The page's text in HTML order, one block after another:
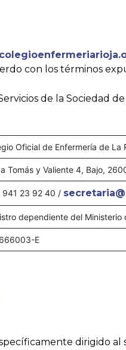
con los términos
de la Sociedad
Oficial de Enfermería de La
Tomás y Valiente 4, Bajo,
941 23 92 40 /
dependiente del Ministerio
E
dirigido